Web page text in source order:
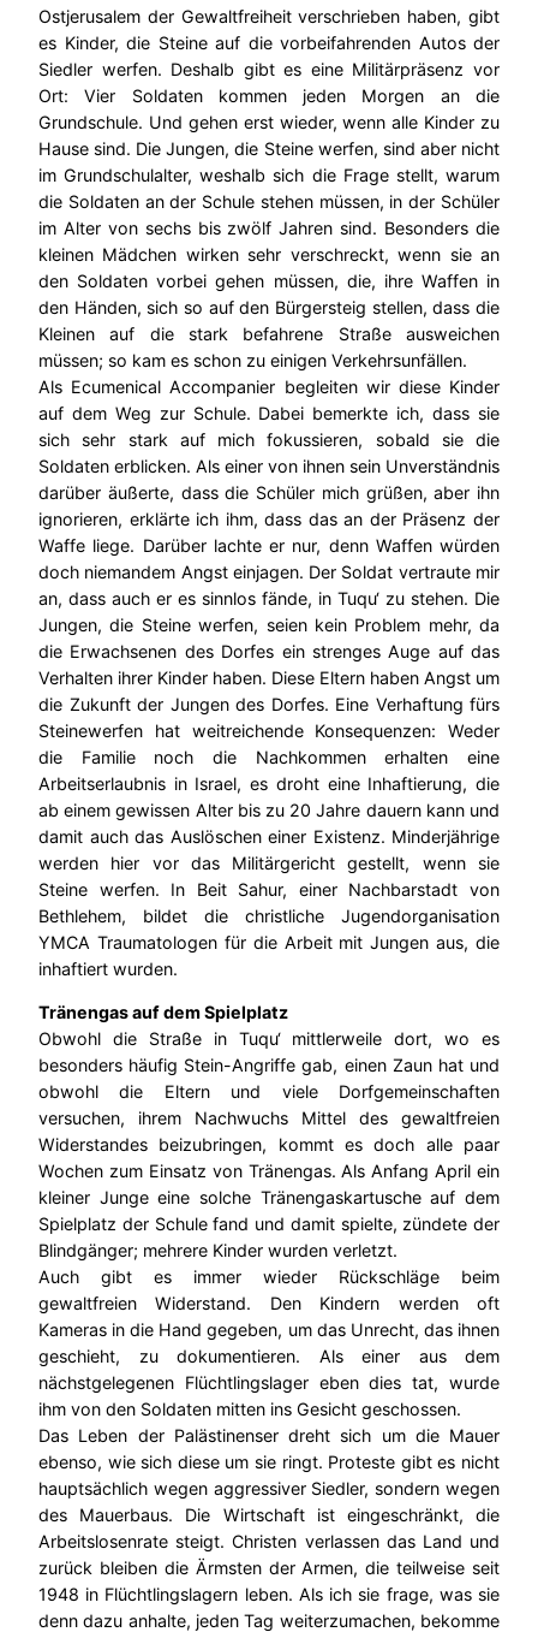
Ostjerusalem der Gewaltfreiheit verschrieben haben, gibt
es Kinder, die Steine auf die vorbeifahrenden Autos der
Siedler werfen. Deshalb gibt es eine Militärpräsenz vor
Ort: Vier Soldaten kommen jeden Morgen an die
Grundschule. Und gehen erst wieder, wenn alle Kinder zu
Hause sind. Die Jungen, die Steine werfen, sind aber nicht
im Grundschulalter, weshalb sich die Frage stellt, warum
die Soldaten an der Schule stehen müssen, in der Schüler
im Alter von sechs bis zwölf Jahren sind. Besonders die
kleinen Mädchen wirken sehr verschreckt, wenn sie an
den Soldaten vorbei gehen müssen, die, ihre Waffen in
den Händen, sich so auf den Bürgersteig stellen, dass die
Kleinen auf die stark befahrene Straße ausweichen
müssen; so kam es schon zu einigen Verkehrsunfällen.
Als Ecumenical Accompanier begleiten wir diese Kinder
auf dem Weg zur Schule. Dabei bemerkte ich, dass sie
sich sehr stark auf mich fokussieren, sobald sie die
Soldaten erblicken. Als einer von ihnen sein Unverständnis
darüber äußerte, dass die Schüler mich grüßen, aber ihn
ignorieren, erklärte ich ihm, dass das an der Präsenz der
Waffe liege. Darüber lachte er nur, denn Waffen würden
doch niemandem Angst einjagen. Der Soldat vertraute mir
an, dass auch er es sinnlos fände, in Tuqu‘ zu stehen. Die
Jungen, die Steine werfen, seien kein Problem mehr, da
die Erwachsenen des Dorfes ein strenges Auge auf das
Verhalten ihrer Kinder haben. Diese Eltern haben Angst um
die Zukunft der Jungen des Dorfes. Eine Verhaftung fürs
Steinewerfen hat weitreichende Konsequenzen: Weder
die Familie noch die Nachkommen erhalten eine
Arbeitserlaubnis in Israel, es droht eine Inhaftierung, die
ab einem gewissen Alter bis zu 20 Jahre dauern kann und
damit auch das Auslöschen einer Existenz. Minderjährige
werden hier vor das Militärgericht gestellt, wenn sie
Steine werfen. In Beit Sahur, einer Nachbarstadt von
Bethlehem, bildet die christliche Jugendorganisation
YMCA Traumatologen für die Arbeit mit Jungen aus, die
inhaftiert wurden.
Tränengas auf dem Spielplatz
Obwohl die Straße in Tuqu‘ mittlerweile dort, wo es
besonders häufig Stein-Angriffe gab, einen Zaun hat und
obwohl die Eltern und viele Dorfgemeinschaften
versuchen, ihrem Nachwuchs Mittel des gewaltfreien
Widerstandes beizubringen, kommt es doch alle paar
Wochen zum Einsatz von Tränengas. Als Anfang April ein
kleiner Junge eine solche Tränengaskartusche auf dem
Spielplatz der Schule fand und damit spielte, zündete der
Blindgänger; mehrere Kinder wurden verletzt.
Auch gibt es immer wieder Rückschläge beim
gewaltfreien Widerstand. Den Kindern werden oft
Kameras in die Hand gegeben, um das Unrecht, das ihnen
geschieht, zu dokumentieren. Als einer aus dem
nächstgelegenen Flüchtlingslager eben dies tat, wurde
ihm von den Soldaten mitten ins Gesicht geschossen.
Das Leben der Palästinenser dreht sich um die Mauer
ebenso, wie sich diese um sie ringt. Proteste gibt es nicht
hauptsächlich wegen aggressiver Siedler, sondern wegen
des Mauerbaus. Die Wirtschaft ist eingeschränkt, die
Arbeitslosenrate steigt. Christen verlassen das Land und
zurück bleiben die Ärmsten der Armen, die teilweise seit
1948 in Flüchtlingslagern leben. Als ich sie frage, was sie
denn dazu anhalte, jeden Tag weiterzumachen, bekomme